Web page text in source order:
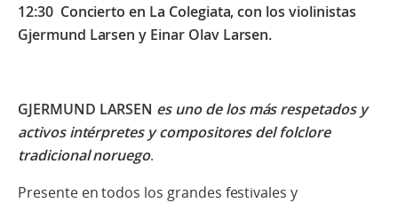
12:30 Concierto en La Colegiata, con los violinistas
Gjermund Larsen y Einar Olav Larsen.
GJERMUND LARSEN es uno de los más respetados y
activos intérpretes y compositores del folclore
tradicional noruego.
Presente en todos los grandes festivales y